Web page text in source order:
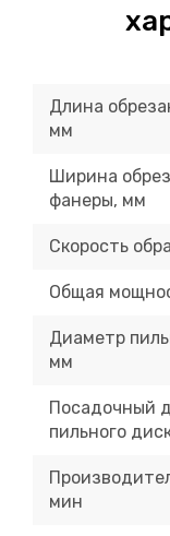
Длина
мм
Ширина
фанеры, мм
Скорость
Общая
Диаметр
мм
Посадочный
пильного
мин